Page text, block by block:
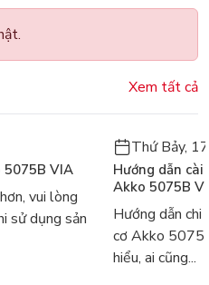
Xem tất cả
5075B VIA
vui lòng
sử dụng sản
Thứ Bảy,
Hướng dẫn
Akko 5075B
Hướng dẫn
cơ Akko
hiểu, ai cũng...